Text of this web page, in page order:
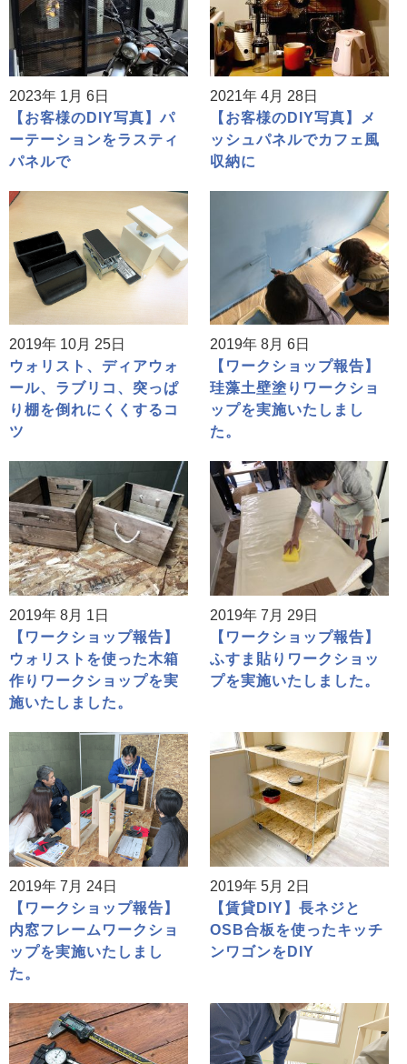
2023年 1月 6日
【お客様のDIY写真】パ
ーテーションをラスティ
パネルで
2021年 4月 28日
【お客様のDIY写真】メ
ッシュパネルでカフェ風
収納に
2019年 10月 25日
ウォリスト、ディアウォ
ール、ラブリコ、突っぱ
り棚を倒れにくくするコ
ツ
2019年 8月 6日
【ワークショップ報告】
珪藻土壁塗りワークショ
ップを実施いたしまし
た。
2019年 8月 1日
【ワークショップ報告】
ウォリストを使った木箱
作りワークショップを実
施いたしました。
2019年 7月 29日
【ワークショップ報告】
ふすま貼りワークショッ
プを実施いたしました。
2019年 7月 24日
【ワークショップ報告】
内窓フレームワークショ
ップを実施いたしまし
た。
2019年 5月 2日
【賃貸DIY】長ネジと
OSB合板を使ったキッチ
ンワゴンをDIY